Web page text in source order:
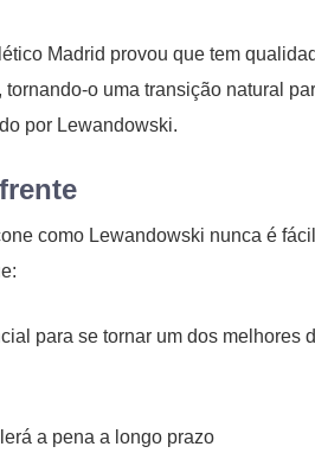
Madrid provou que tem
o uma transição natural
por Lewandowski.
como Lewandowski nunca é
para se tornar um dos melhores
a pena a longo prazo